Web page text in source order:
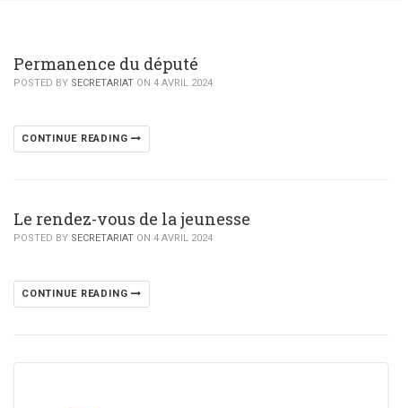
Permanence du député
POSTED BY SECRETARIAT ON 4 AVRIL 2024
CONTINUE READING
Le rendez-vous de la jeunesse
POSTED BY SECRETARIAT ON 4 AVRIL 2024
CONTINUE READING